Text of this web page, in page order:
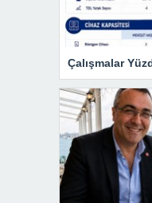
Çalışmalar